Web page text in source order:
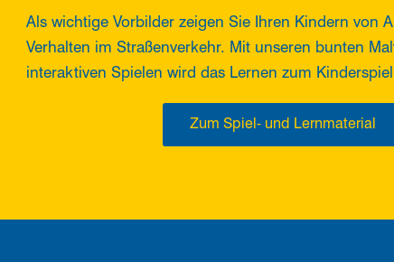
Als wichtige Vorbilder zeigen Sie Ihren Kindern von
Verhalten im Straßenverkehr. Mit unseren bunten
interaktiven Spielen wird das Lernen zum
Zum Spiel- und Lernmaterial